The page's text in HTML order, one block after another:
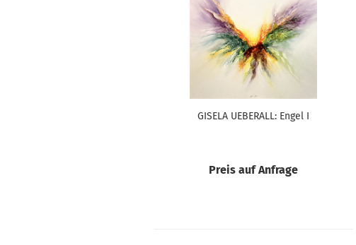
GISELA UEBERALL: Engel I
Preis auf Anfrage